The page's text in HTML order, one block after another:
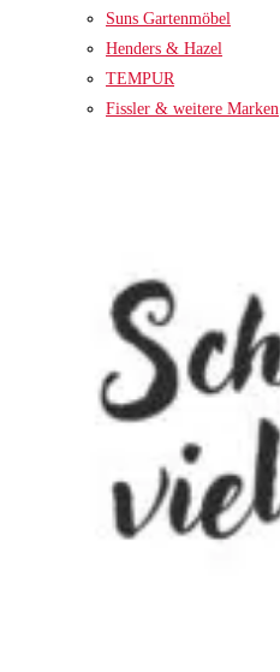
Suns Gartenmöbel
Henders & Hazel
TEMPUR
Fissler & weitere Marken